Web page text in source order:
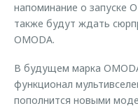
напоминание о запуске
также будут ждать
OMODA.
В будущем марка
функционал
пополнится новыми